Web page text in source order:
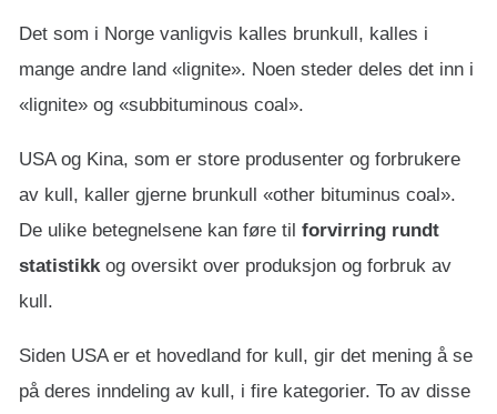
Det som i Norge vanligvis kalles brunkull, kalles i
mange andre land «lignite». Noen steder deles det inn i
«lignite» og «subbituminous coal».
USA og Kina, som er store produsenter og forbrukere
av kull, kaller gjerne brunkull «other bituminus coal».
De ulike betegnelsene kan føre til forvirring rundt
statistikkog oversikt over produksjon og forbruk av
kull.
Siden USA er et hovedland for kull, gir det mening å se
på deres inndeling av kull, i fire kategorier. To av disse